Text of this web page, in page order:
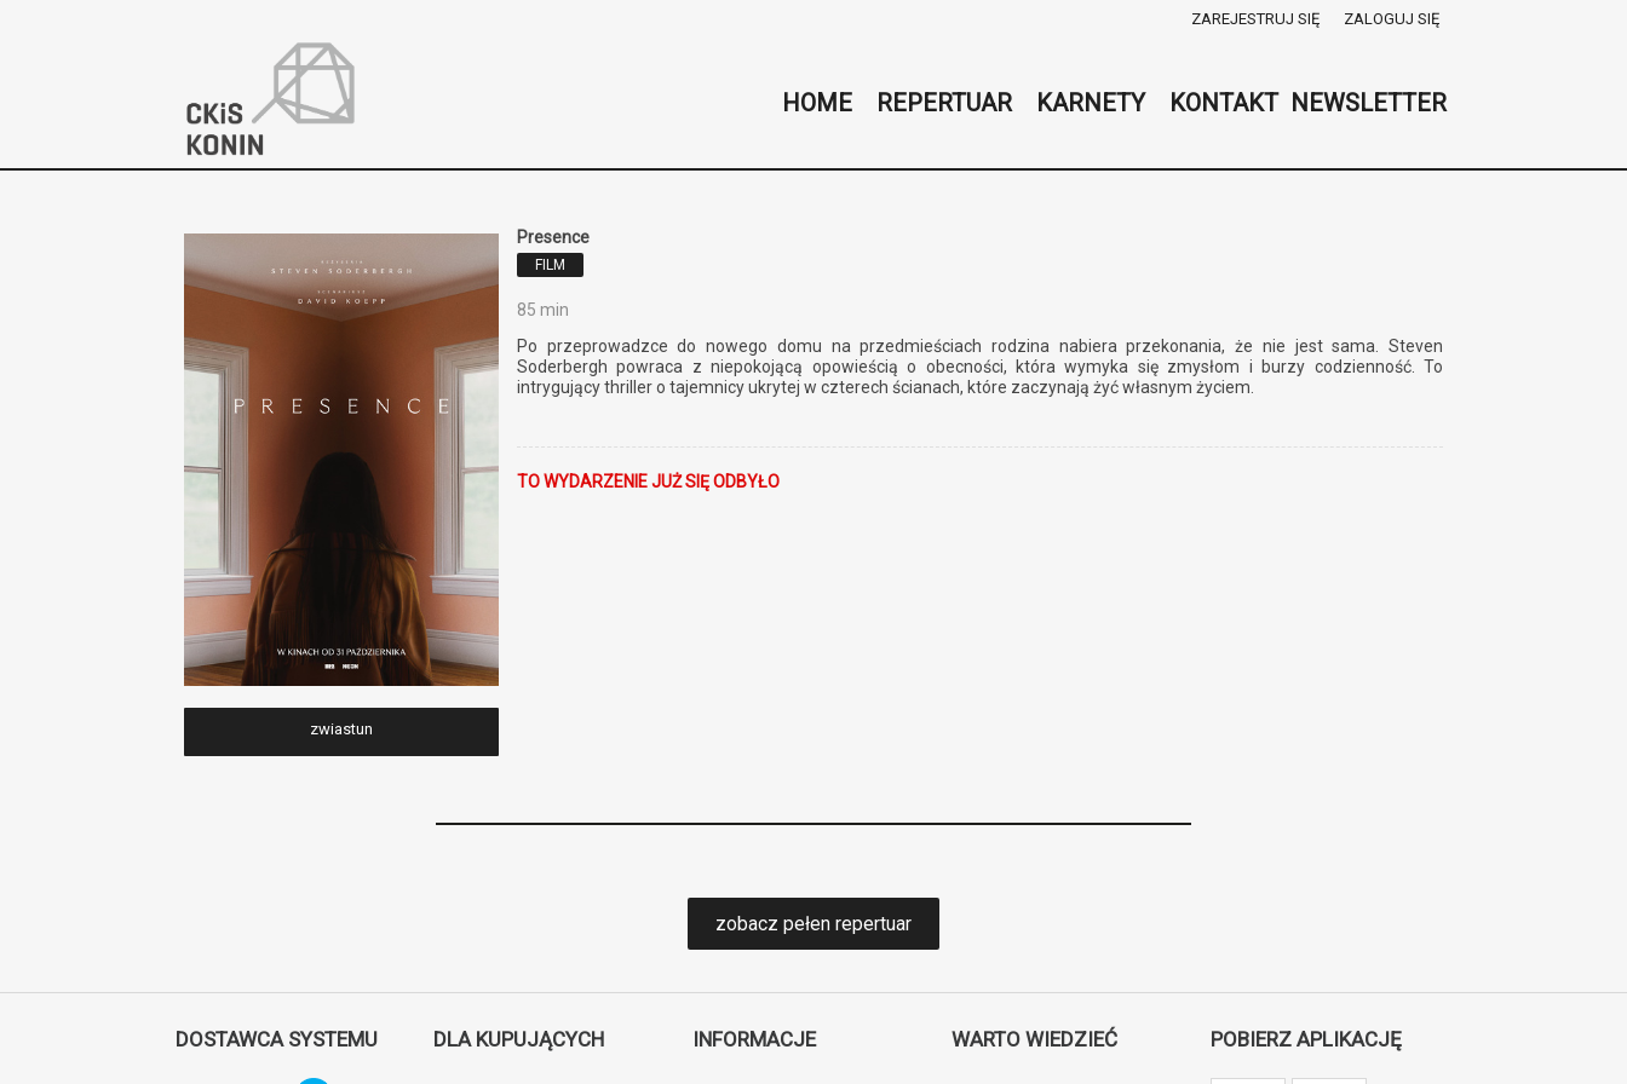
ZAREJESTRUJ SIĘ ZALOGUJ SIĘ
0,00
HOME REPERTUAR KARNETY KONTAKT NEWSLETTER
zwiastun
Presence
FILM
85 min
Po przeprowadzce do nowego domu na przedmieściach rodzina nabiera przekonania, że nie jest sama. Steven
Soderbergh powraca z niepokojącą opowieścią o obecności, która wymyka się zmysłom i burzy codzienność. To
intrygujący thriller o tajemnicy ukrytej w czterech ścianach, które zaczynają żyć własnym życiem.
TO WYDARZENIE JUŻ SIĘ ODBYŁO
zobacz pełen repertuar
DOSTAWCA SYSTEMU DLA KUPUJĄCYCH INFORMACJE WARTO WIEDZIEĆ POBIERZ APLIKACJĘ